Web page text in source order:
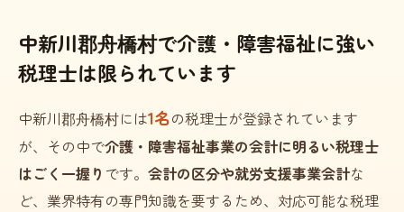
中新川郡舟橋村で介護・障害福祉に強い
税理士は限られています
中新川郡舟橋村には1名の税理士が登録されています
が、その中で介護・障害福祉事業の会計に明るい税理士
はごく一握り です。 会計の区分や就労支援事業会計な
ど、業界特有の専門知識を要するため、対応可能な税理